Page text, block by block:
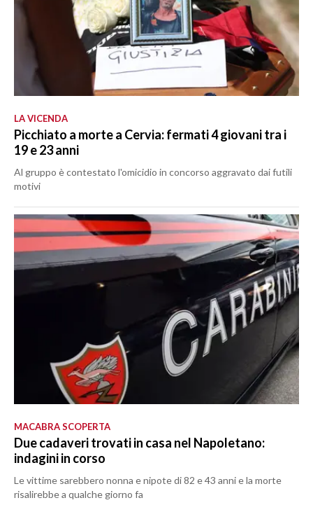
LA VICENDA
Picchiato a morte a Cervia: fermati 4 giovani tra i
19 e 23 anni
Al gruppo è contestato l'omicidio in concorso aggravato dai futili
motivi
MACABRA SCOPERTA
Due cadaveri trovati in casa nel Napoletano:
indagini in corso
Le vittime sarebbero nonna e nipote di 82 e 43 anni e la morte
risalirebbe a qualche giorno fa